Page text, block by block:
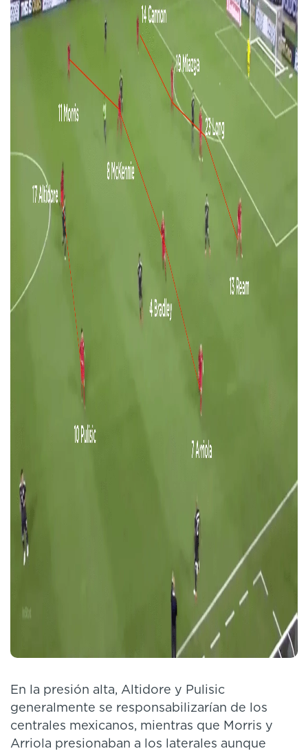
En la presión alta, Altidore y Pulisic
generalmente se responsabilizarían de los
centrales mexicanos, mientras que Morris y
Arriola presionaban a los laterales aunque